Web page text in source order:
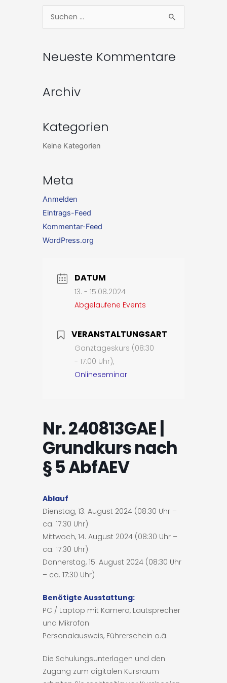
Suchen
nach:
Neueste Kommentare
Archiv
Kategorien
Keine Kategorien
Meta
Anmelden
Eintrags-Feed
Kommentar-Feed
WordPress.org
DATUM
13. - 15.08.2024
Abgelaufene Events
VERANSTALTUNGSART
Ganztageskurs (08:30
- 17:00 Uhr),
Onlineseminar
Nr. 240813GAE |
Grundkurs nach
§ 5 AbfAEV
Ablauf
Dienstag, 13. August 2024 (08:30 Uhr –
ca. 17:30 Uhr)
Mittwoch, 14. August 2024 (08:30 Uhr –
ca. 17:30 Uhr)
Donnerstag, 15. August 2024 (08:30 Uhr
– ca. 17:30 Uhr)
Benötigte Ausstattung:
PC / Laptop mit Kamera, Lautsprecher
und Mikrofon
Personalausweis, Führerschein o.ä.
Die Schulungsunterlagen und den
Zugang zum digitalen Kursraum